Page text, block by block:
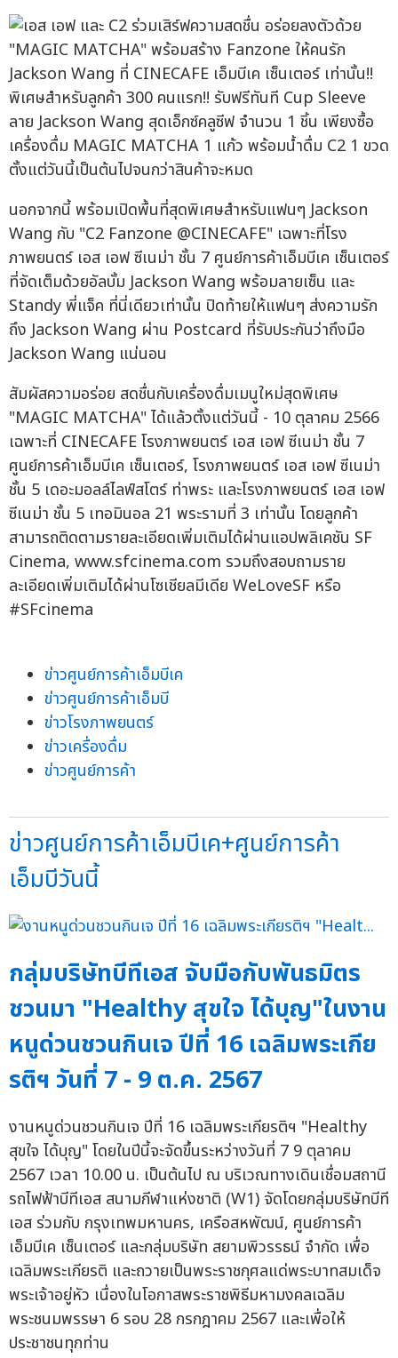
พิเศษสำหรับลูกค้า 300 คนแรก!! รับฟรีทันที Cup Sleeve
ลาย Jackson Wang สุดเอ็กซ์คลูซีฟ จำนวน 1 ชิ้น เพียงซื้อ
เครื่องดื่ม MAGIC MATCHA 1 แก้ว พร้อมน้ำดื่ม C2 1 ขวด
ตั้งแต่วันนี้เป็นต้นไปจนกว่าสินค้าจะหมด
นอกจากนี้ พร้อมเปิดพื้นที่สุดพิเศษสำหรับแฟนๆ Jackson
Wang กับ "C2 Fanzone @CINECAFE" เฉพาะที่โรง
ภาพยนตร์ เอส เอฟ ซีเนม่า ชั้น 7 ศูนย์การค้าเอ็มบีเค เซ็นเตอร์
ที่จัดเต็มด้วยอัลบั้ม Jackson Wang พร้อมลายเซ็น และ
Standy พี่แจ็ค ที่นี่เดียวเท่านั้น ปิดท้ายให้แฟนๆ ส่งความรัก
ถึง Jackson Wang ผ่าน Postcard ที่รับประกันว่าถึงมือ
Jackson Wang แน่นอน
สัมผัสความอร่อย สดชื่นกับเครื่องดื่มเมนูใหม่สุดพิเศษ
"MAGIC MATCHA" ได้แล้วตั้งแต่วันนี้ - 10 ตุลาคม 2566
เฉพาะที่ CINECAFE โรงภาพยนตร์ เอส เอฟ ซีเนม่า ชั้น 7
ศูนย์การค้าเอ็มบีเค เซ็นเตอร์, โรงภาพยนตร์ เอส เอฟ ซีเนม่า
ชั้น 5 เดอะมอลล์ไลฟ์สโตร์ ท่าพระ และโรงภาพยนตร์ เอส เอฟ
ซีเนม่า ชั้น 5 เทอมินอล 21 พระรามที่ 3 เท่านั้น โดยลูกค้า
สามารถติดตามรายละเอียดเพิ่มเติมได้ผ่านแอปพลิเคชัน SF
Cinema, www.sfcinema.com รวมถึงสอบถามราย
ละเอียดเพิ่มเติมได้ผ่านโซเชียลมีเดีย WeLoveSF หรือ
#SFcinema
ข่าวศูนย์การค้าเอ็มบีเค
ข่าวศูนย์การค้าเอ็มบี
ข่าวโรงภาพยนตร์
ข่าวเครื่องดื่ม
ข่าวศูนย์การค้า
ข่าวศูนย์การค้าเอ็มบีเค+ศูนย์การค้า
เอ็มบีวันนี้
กลุ่มบริษัทบีทีเอส จับมือกับพันธมิตร
ชวนมา "Healthy สุขใจ ได้บุญ"ในงาน
หนูด่วนชวนกินเจ ปีที่ 16 เฉลิมพระเกีย
รติฯ วันที่ 7 - 9 ต.ค. 2567
งานหนูด่วนชวนกินเจ ปีที่ 16 เฉลิมพระเกียรติฯ "Healthy
สุขใจ ได้บุญ" โดยในปีนี้จะจัดขึ้นระหว่างวันที่ 7 9 ตุลาคม
2567 เวลา 10.00 น. เป็นต้นไป ณ บริเวณทางเดินเชื่อมสถานี
รถไฟฟ้าบีทีเอส สนามกีฬาแห่งชาติ (W1) จัดโดยกลุ่มบริษัทบีที
เอส ร่วมกับ กรุงเทพมหานคร, เครือสหพัฒน์, ศูนย์การค้า
เอ็มบีเค เซ็นเตอร์ และกลุ่มบริษัท สยามพิวรรธน์ จำกัด เพื่อ
เฉลิมพระเกียรติ และถวายเป็นพระราชกุศลแด่พระบาทสมเด็จ
พระเจ้าอยู่หัว เนื่องในโอกาสพระราชพิธีมหามงคลเฉลิม
พระชนมพรรษา 6 รอบ 28 กรกฎาคม 2567 และเพื่อให้
ประชาชนทุกท่าน